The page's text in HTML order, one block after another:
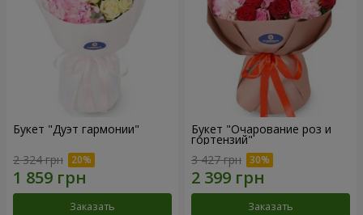
Букет "Дуэт гармонии"
2 324 грн
Заказать
Букет "Очарование роз и
гортензий"
3 427 грн
Заказать